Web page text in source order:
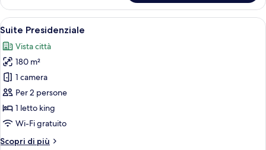
(Bungalow
5)
1
camera
da
piscina
privata
(Bungalow
5)
Apri
tutte
le
foto
per
Suite
Presidenziale
Un ampio soggiorno con camino,
9
Suite Presidenziale
Vista città
180 m²
1 camera
Per 2 persone
1 letto king
Wi-Fi gratuito
Scopri di più
Altri